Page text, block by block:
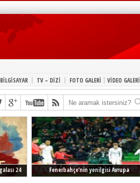
| TV – DİZİ | FOTO GALERİ | VİDEO GALERİ
24
Fenerbahçe’nin yenilgisi Avrupa